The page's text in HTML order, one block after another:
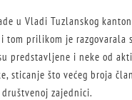
u Vladi Tuzlanskog
tom prilikom je
predstavljene i neke od
sticanje što većeg broja
zajednici.